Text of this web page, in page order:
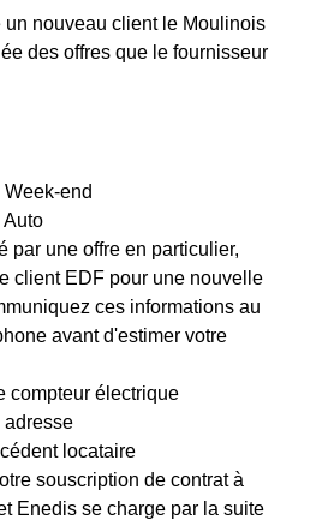
un nouveau client le Moulinois
des offres que le fournisseur
end
Auto
par une offre en particulier,
client EDF pour une nouvelle
ces informations au
avant d'estimer votre
compteur électrique
adresse
locataire
souscription de contrat à
Enedis se charge par la suite